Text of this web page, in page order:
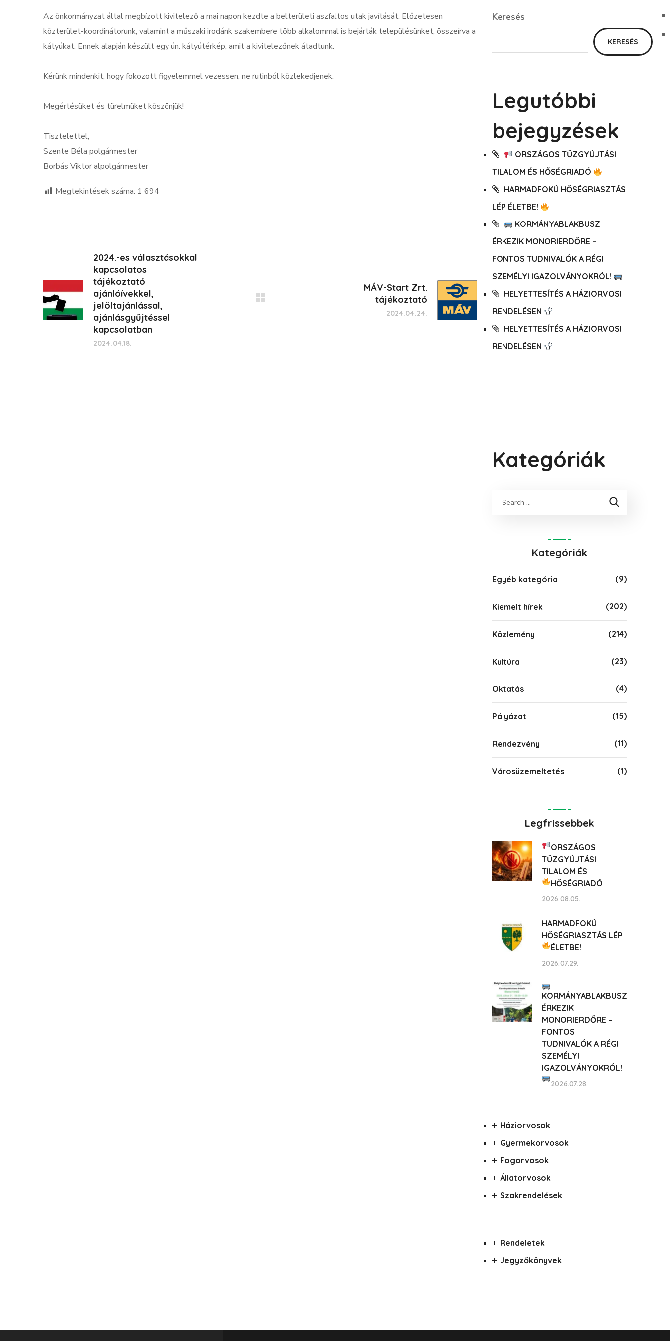
Az önkormányzat által megbízott kivitelező a mai napon kezdte a belterületi aszfaltos utak javítását. Előzetesen
közterület-koordinátorunk, valamint a műszaki irodánk szakembere több alkalommal is bejárták településünket, összeírva a
kátyúkat. Ennek alapján készült egy ún. kátyútérkép, amit a kivitelezőnek átadtunk.
Kérünk mindenkit, hogy fokozott figyelemmel vezessen, ne rutinból közlekedjenek.
Megértésüket és türelmüket köszönjük!
Tisztelettel,
Szente Béla polgármester
Borbás Viktor alpolgármester
Megtekintések száma: 1 694
2024.-es választásokkal
kapcsolatos
tájékoztató
ajánlóívekkel,
jelöltajánlással,
ajánlásgyűjtéssel
kapcsolatban
2024.04.18.
MÁV-Start Zrt.
tájékoztató
2024.04.24.
Keresés
KERESÉS
Legutóbbi
bejegyzések
ORSZÁGOS TŰZGYÚJTÁSI
TILALOM ÉS HŐSÉGRIADÓ
HARMADFOKÚ HŐSÉGRIASZTÁS
LÉP ÉLETBE!
KORMÁNYABLAKBUSZ
ÉRKEZIK MONORIERDŐRE –
FONTOS TUDNIVALÓK A RÉGI
SZEMÉLYI IGAZOLVÁNYOKRÓL!
HELYETTESÍTÉS A HÁZIORVOSI
RENDELÉSEN
HELYETTESÍTÉS A HÁZIORVOSI
RENDELÉSEN
Kategóriák
Keresés
Kategóriák
Egyéb kategória (9)
Kiemelt hírek (202)
Közlemény (214)
Kultúra (23)
Oktatás (4)
Pályázat (15)
Rendezvény (11)
Városüzemeltetés (1)
Legfrissebbek
ORSZÁGOS
TŰZGYÚJTÁSI
TILALOM ÉS
HŐSÉGRIADÓ
2026.08.05.
HARMADFOKÚ
HŐSÉGRIASZTÁS LÉP
ÉLETBE!
2026.07.29.
KORMÁNYABLAKBUSZ
ÉRKEZIK
MONORIERDŐRE –
FONTOS
TUDNIVALÓK A RÉGI
SZEMÉLYI
IGAZOLVÁNYOKRÓL!
2026.07.28.
Háziorvosok
Gyermekorvosok
Fogorvosok
Állatorvosok
Szakrendelések
Rendeletek
Jegyzőkönyvek